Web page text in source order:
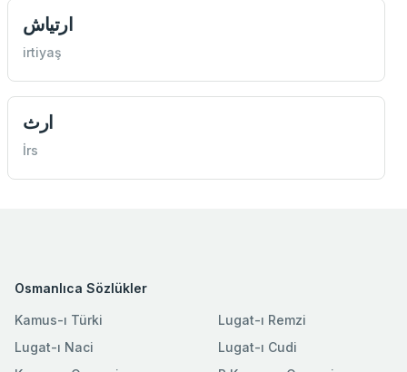
ارتياش
irtiyaş
ارث
İrs
Osmanlıca Sözlükler
Kamus-ı Türki
Lugat-ı Naci
Lugat-ı Remzi
Lugat-ı Cudi